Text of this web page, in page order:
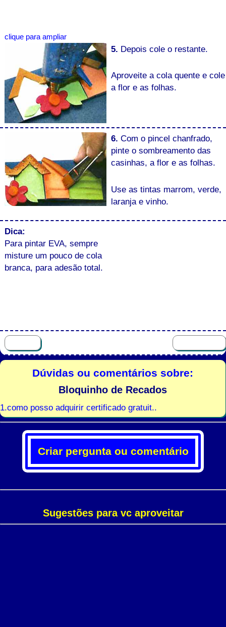
clique para ampliar
5. Depois cole o restante.
Aproveite a cola quente e cole
a flor e as folhas.
6. Com o pincel chanfrado,
pinte o sombreamento das
casinhas, a flor e as folhas.
Use as tintas marrom, verde,
laranja e vinho.
Dica:
Para pintar EVA, sempre
misture um pouco de cola
branca, para adesão total.
Dúvidas ou comentários sobre:
Bloquinho de Recados
1.como posso adquirir certificado gratuit..
Criar pergunta ou comentário
Sugestões para vc aproveitar